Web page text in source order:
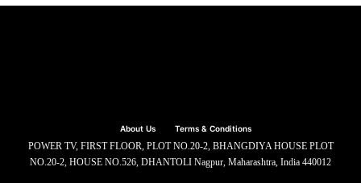
About Us Terms & Conditions
POWER TV, FIRST FLOOR, PLOT NO.20-2, BHANGDIYA HOUSE PLOT
NO.20-2, HOUSE NO.526, DHANTOLI Nagpur, Maharashtra, India 440012